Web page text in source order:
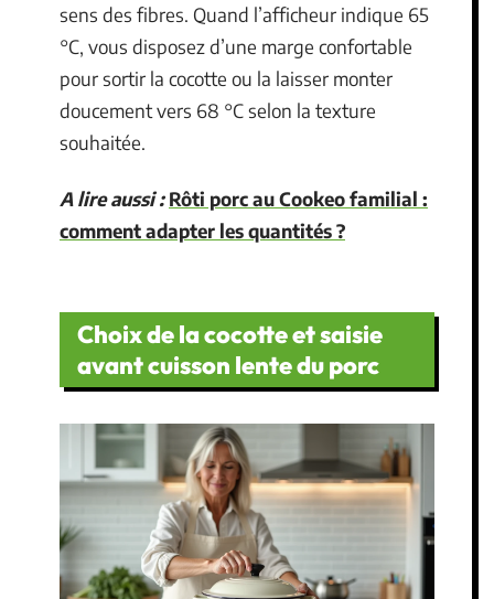
sens des fibres. Quand l’afficheur indique 65
°C, vous disposez d’une marge confortable
pour sortir la cocotte ou la laisser monter
doucement vers 68 °C selon la texture
souhaitée.
A lire aussi : Rôti porc au Cookeo familial :
comment adapter les quantités ?
Choix de la cocotte et saisie
avant cuisson lente du porc